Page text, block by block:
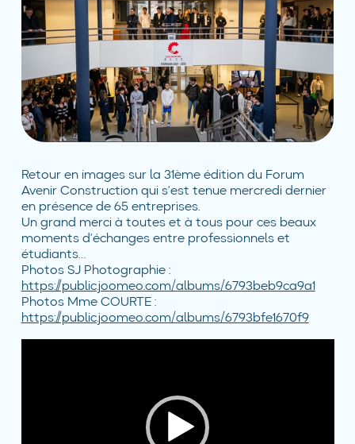
Retour en images sur la 31ème édition du Forum
Avenir Construction qui s’est tenue mercredi dernier
en présence de 65 entreprises.
Un grand merci à toutes et à tous pour ces beaux
moments d’échanges entre professionnels et
étudiants…
Photos SJ Photographie :
https://public.joomeo.com/albums/6793beb9ca9a1
Photos Mme COURTE :
https://public.joomeo.com/albums/6793bfe1670f9